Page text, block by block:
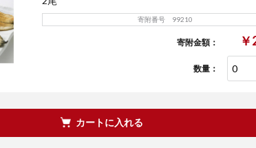
寄附番号 99210
寄附金額：
数量：
カートに入れる